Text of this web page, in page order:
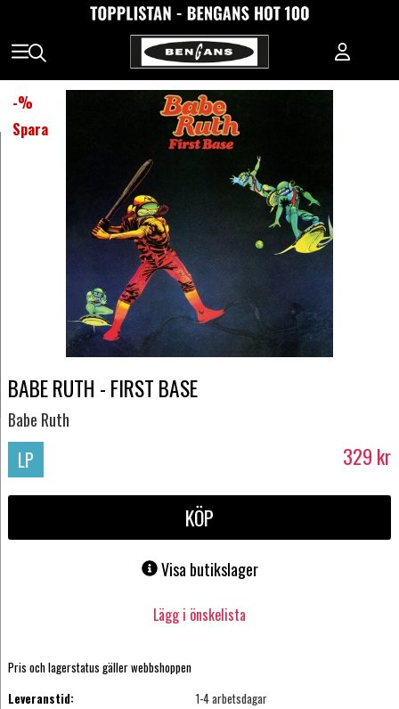
-%
Spara
BABE RUTH - FIRST BASE
Babe Ruth
LP 329 kr
KÖP
Visa butikslager
Lägg i önskelista
Pris och lagerstatus gäller webbshoppen
Leveranstid:
1-4 arbetsdagar